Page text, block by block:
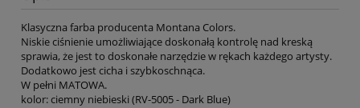
Klasyczna farba producenta Montana Colors.
Niskie ciśnienie umożliwiające doskonałą kontrolę nad kreską
sprawia, że jest to doskonałe narzędzie w rękach każdego artysty.
Dodatkowo jest cicha i szybkoschnąca.
W pełni MATOWA.
kolor: ciemny niebieski (RV-5005 - Dark Blue)